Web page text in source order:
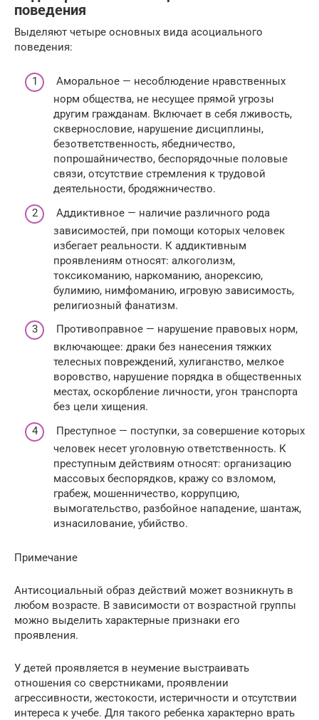
поведения
Выделяют четыре основных вида асоциального
поведения:
Аморальное — несоблюдение нравственных
норм общества, не несущее прямой угрозы
другим гражданам. Включает в себя лживость,
сквернословие, нарушение дисциплины,
безответственность, ябедничество,
попрошайничество, беспорядочные половые
связи, отсутствие стремления к трудовой
деятельности, бродяжничество.
Аддиктивное — наличие различного рода
зависимостей, при помощи которых человек
избегает реальности. К аддиктивным
проявлениям относят: алкоголизм,
токсикоманию, наркоманию, анорексию,
булимию, нимфоманию, игровую зависимость,
религиозный фанатизм.
Противоправное — нарушение правовых норм,
включающее: драки без нанесения тяжких
телесных повреждений, хулиганство, мелкое
воровство, нарушение порядка в общественных
местах, оскорбление личности, угон транспорта
без цели хищения.
Преступное — поступки, за совершение которых
человек несет уголовную ответственность. К
преступным действиям относят: организацию
массовых беспорядков, кражу со взломом,
грабеж, мошенничество, коррупцию,
вымогательство, разбойное нападение, шантаж,
изнасилование, убийство.
Примечание
Антисоциальный образ действий может возникнуть в
любом возрасте. В зависимости от возрастной группы
можно выделить характерные признаки его
проявления.
У детей проявляется в неумение выстраивать
отношения со сверстниками, проявлении
агрессивности, жестокости, истеричности и отсутствии
интереса к учебе. Для такого ребенка характерно врать